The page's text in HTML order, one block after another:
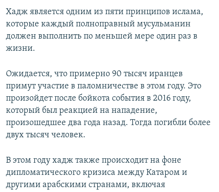
Хадж является одним из пяти принципов ислама,
которые каждый полноправный мусульманин
должен выполнить по меньшей мере один раз в
жизни.
Ожидается, что примерно 90 тысяч иранцев
примут участие в паломничестве в этом году. Это
произойдет после бойкота события в 2016 году,
который был реакцией на нападение,
произошедшее два года назад. Тогда погибли более
двух тысяч человек.
В этом году хадж также происходит на фоне
дипломатического кризиса между Катаром и
другими арабскими странами, включая